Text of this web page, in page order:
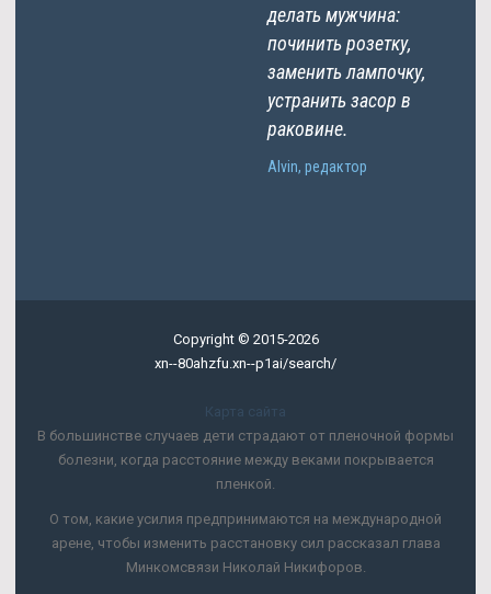
делать мужчина:
починить розетку,
заменить лампочку,
устранить засор в
раковине.
Alvin, редактор
Copyright © 2015-2026
xn--80ahzfu.xn--p1ai/search/
Карта сайта
В большинстве случаев дети страдают от пленочной формы
болезни, когда расстояние между веками покрывается
пленкой.
О том, какие усилия предпринимаются на международной
арене, чтобы изменить расстановку сил рассказал глава
Минкомсвязи Николай Никифоров.